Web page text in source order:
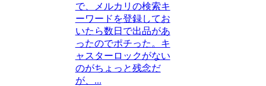
で、メルカリの検索キ
ーワードを登録してお
いたら数日で出品があ
ったのでポチった。キ
ャスターロックがない
のがちょっと残念だ
が、...